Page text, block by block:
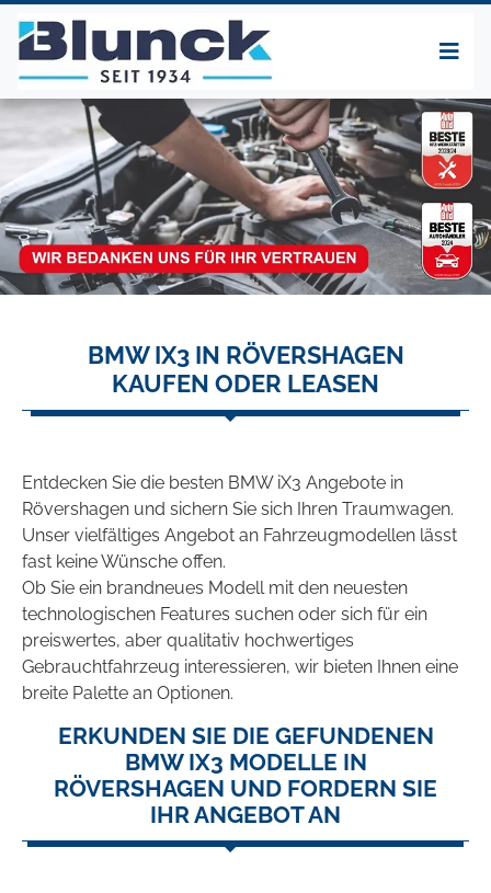
BMW IX3 IN RÖVERSHAGEN
KAUFEN ODER LEASEN
Entdecken Sie die besten BMW iX3 Angebote in
Rövershagen und sichern Sie sich Ihren Traumwagen.
Unser vielfältiges Angebot an Fahrzeugmodellen lässt
fast keine Wünsche offen.
Ob Sie ein brandneues Modell mit den neuesten
technologischen Features suchen oder sich für ein
preiswertes, aber qualitativ hochwertiges
Gebrauchtfahrzeug interessieren, wir bieten Ihnen eine
breite Palette an Optionen.
ERKUNDEN SIE DIE GEFUNDENEN
BMW IX3 MODELLE IN
RÖVERSHAGEN UND FORDERN SIE
IHR ANGEBOT AN